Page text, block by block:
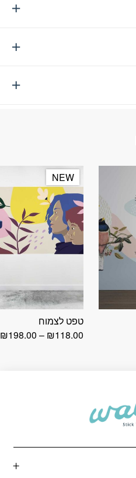
NEW
NEW
טפט לצמוח
₪118.00
–
₪198.00